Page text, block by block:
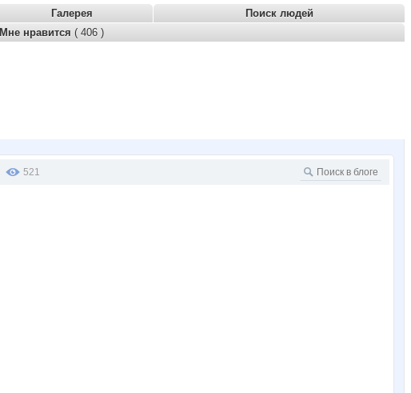
Галерея
Поиск людей
Мне нравится ( 406 )
521